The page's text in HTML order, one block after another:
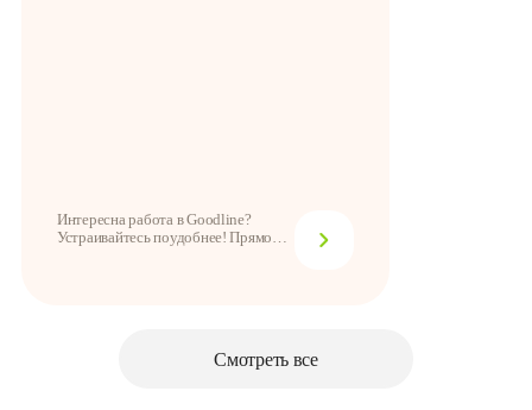
Интересна работа в Goodline?
Устраивайтесь поудобнее! Прямо
Смотреть все